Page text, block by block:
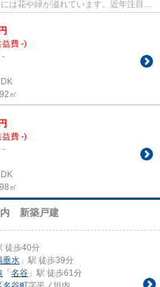
は花や緑が溢れています。近年注目度
円
益費 -)
-
㎡
円
益費 -)
-
㎡
内 新築戸建
徒歩40分
垂水 」駅 徒歩39分
「 名谷 」駅 徒歩61分